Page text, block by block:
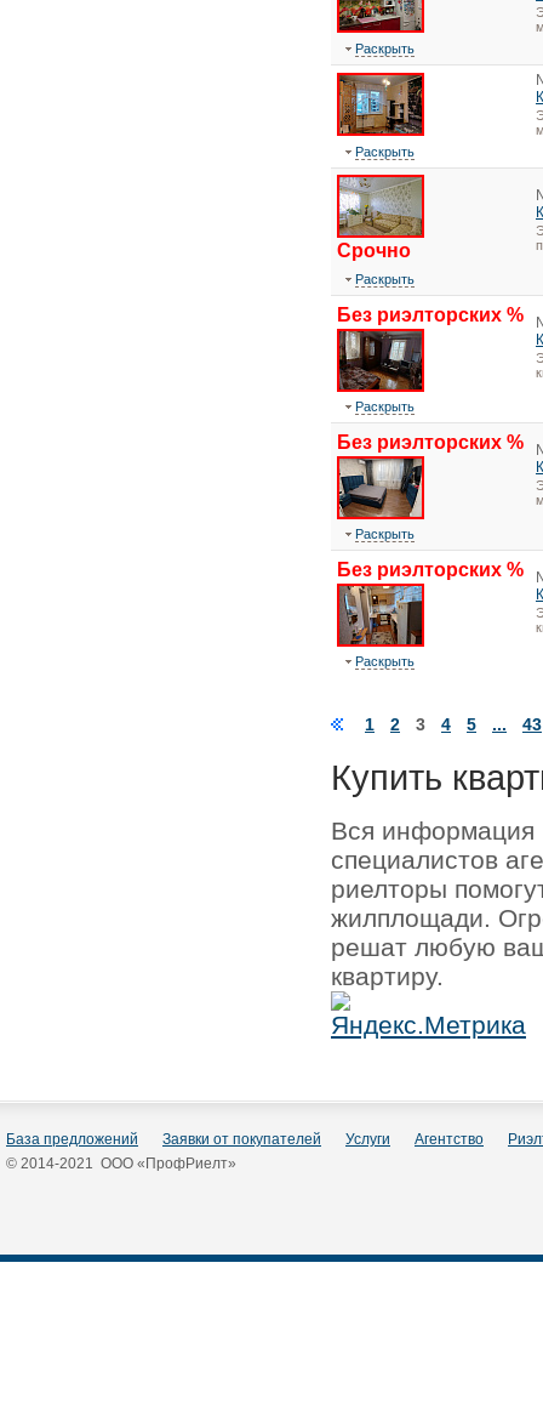
Раскрыть
Раскрыть
Срочно
Раскрыть
Без риэлторских %
Раскрыть
Без риэлторских %
Раскрыть
Без риэлторских %
Раскрыть
1 2 3 4 5 ... 43
Купить
Вся информация
специалистов
риелторы
жилплощади.
решат любую
квартиру.
База предложений Заявки от покупателей Услуги Агентство
© 2014-2021 ООО «ПрофРиелт»